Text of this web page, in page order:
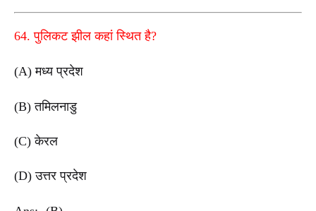
64. पुलिकट झील कहां स्थित है?
(A) मध्य प्रदेश
(B) तमिलनाडु
(C) केरल
(D) उत्तर प्रदेश